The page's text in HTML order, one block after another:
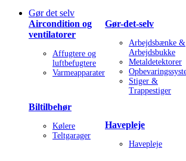
Gør det selv
Aircondition og
ventilatorer
Affugtere og
luftbefugtere
Varmeapparater
Biltilbehør
Kølere
Teltgarager
Gør-det-selv
Arbejdsbænke &
Arbejdsbukke
Metaldetektorer
Stiger &
Trappestiger
Havepleje
Havepleje